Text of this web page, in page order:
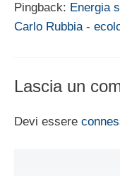
Pingback: Energia
Carlo Rubbia -
Lascia un
Devi essere